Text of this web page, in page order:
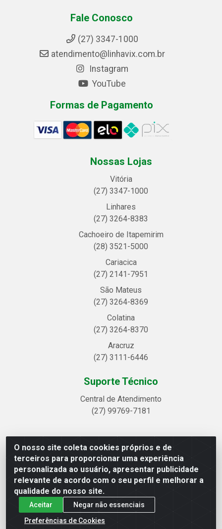
O nosso site coleta cookies próprios e de
terceiros para proporcionar uma experiência
personalizada ao usuário, apresentar publicidade
relevante de acordo com o seu perfil e melhorar a
qualidade do nosso site.
Aceitar
Negar não essenciais
Preferências de Cookies
Fale Conosco
(27) 3347-1000
atendimento@linhavix.com.br
Instagram
YouTube
Formas de Pagamento
Nossas Lojas
Vitória
(27) 3347-1000
Linhares
(27) 3264-8383
Cachoeiro de Itapemirim
(28) 3521-5000
Cariacica
(27) 2141-7951
São Mateus
(27) 3264-8369
Colatina
(27) 3264-8370
Aracruz
(27) 3111-6446
Suporte Técnico
Central de Atendimento
(27) 99769-7181
Linhavix Distribuidora LTDA - Avenida Alegre, 2521 -
Quadra314 Lote 05 e 07 - Shell, Linhares/ES - CEP 29.901-605
- CNPJ 20.857.514/0001-75